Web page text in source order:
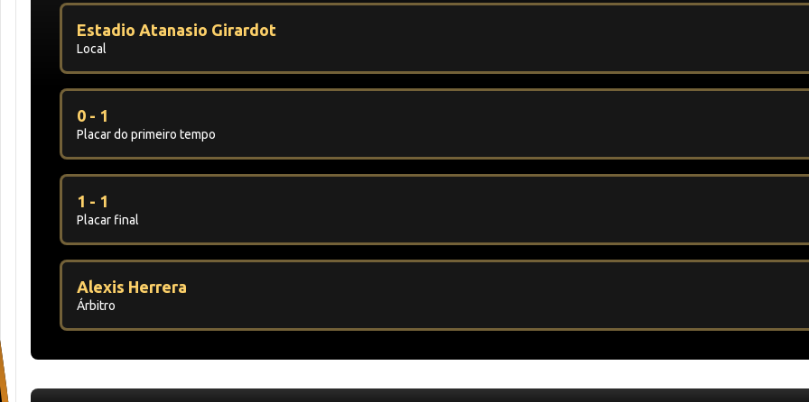
Local
Estadio Atanasio Girardot
Placar do primeiro tempo
0 - 1
Placar final
1 - 1
Árbitro
Alexis Herrera